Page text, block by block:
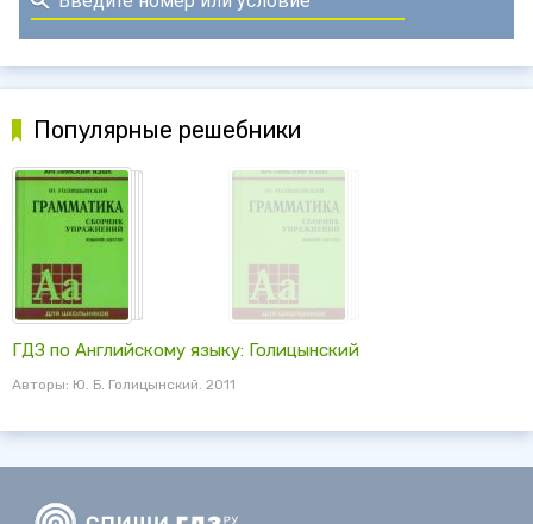
Популярные решебники
ГДЗ по Английскому языку: Голицынский
Авторы: Ю. Б. Голицынский. 2011